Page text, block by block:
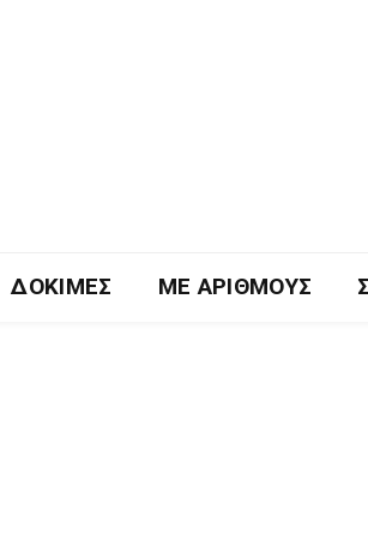
ΔΟΚΙΜΈΣ ΜΕ ΑΡΙΘΜΟΎΣ